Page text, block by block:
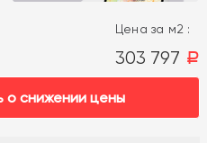
Цена за м2 :
303 797 a
о снижении цены